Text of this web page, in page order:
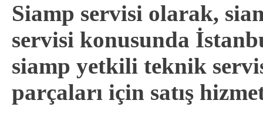
Siamp servisi olarak,
servisi konusunda
siamp yetkili teknik
parçaları için satış